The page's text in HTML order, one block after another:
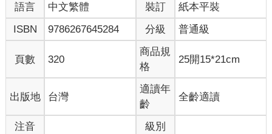
玩家從2016年六月至2020年5月的遊戲時間就高達五千九百七十
六億〇七百二十萬小時，等於七千萬年，與第一種靈長類出現在
地球上的時間相當！新冠疫情期間，《Minecraft》全體玩家的遊
戲時數大概早就超過一億年了。除此之外，《Minecraft》也是
YouTube觀看次數最高的遊戲，2021年為止已經超過一兆次。有
些人可能會覺得這些統計數字中以兒童占大宗，但根據美國娛樂
軟體協會的統計，超過七成六的美國玩家是成人，其中四成八為
女性。
一般大眾沒有注意到電玩產業的規模也不難理解，畢竟主流媒體
對於電子遊戲的開發和規模大小少有著墨，因此一般大眾仍認為
語言 中文繁體 裝訂
紙本平裝
ISBN
9786267645284 分級 普通級
頁數 320
商品規
格
25開15*21cm
出版地 台灣
適讀年
齡
全齡適讀
注音 級別